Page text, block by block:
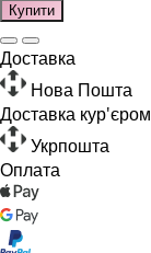
Купити
Доставка
Нова Пошта
Доставка кур'єром
Укрпошта
Оплата